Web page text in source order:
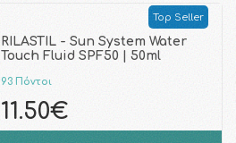
Top Seller
RILASTIL - Sun System Water
Touch Fluid SPF50 | 50ml
93 Πόντοι
11.50€